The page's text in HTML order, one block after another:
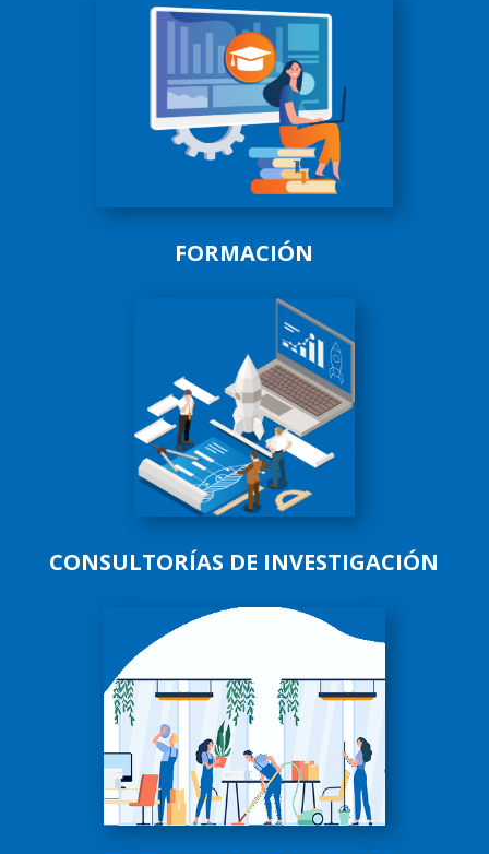
FORMACIÓN
CONSULTORÍAS DE INVESTIGACIÓN